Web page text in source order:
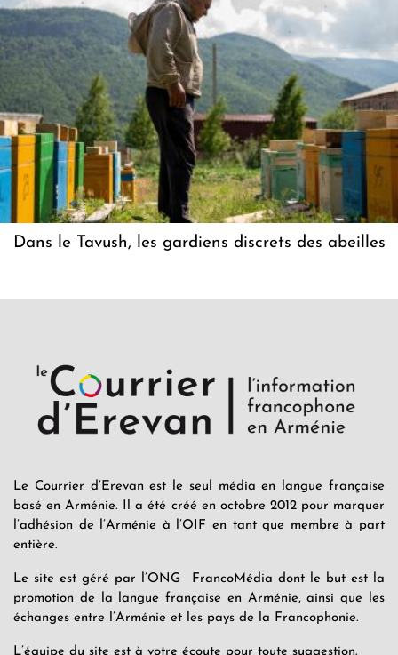
Dans le Tavush, les gardiens discrets des abeilles
Le Courrier d’Erevan est le seul média en langue française
basé en Arménie. Il a été créé en octobre 2012 pour marquer
l’adhésion de l’Arménie à l’OIF en tant que membre à part
entière.
Le site est géré par l’ONG FrancoMédia dont le but est la
promotion de la langue française en Arménie, ainsi que les
échanges entre l’Arménie et les pays de la Francophonie.
L’équipe du site est à votre écoute pour toute suggestion.